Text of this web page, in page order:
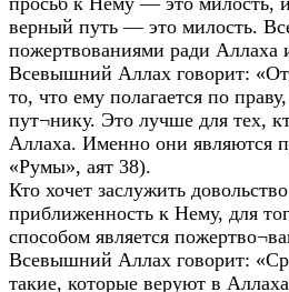
верный путь — это милость.
пожертвованиями ради Аллаха
Всевышний Аллах говорит:
то, что ему полагается по
пут¬нику. Это лучше для тех,
Аллаха. Именно они являются
«Румы», аят 38).
Кто хочет заслужить
приближенность к Нему, для
способом является
Всевышний Аллах говорит:
такие, которые веруют в